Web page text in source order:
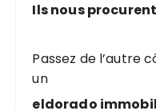
h
p
o
u
Ils nous
Passez de l’autre
un
eldorado